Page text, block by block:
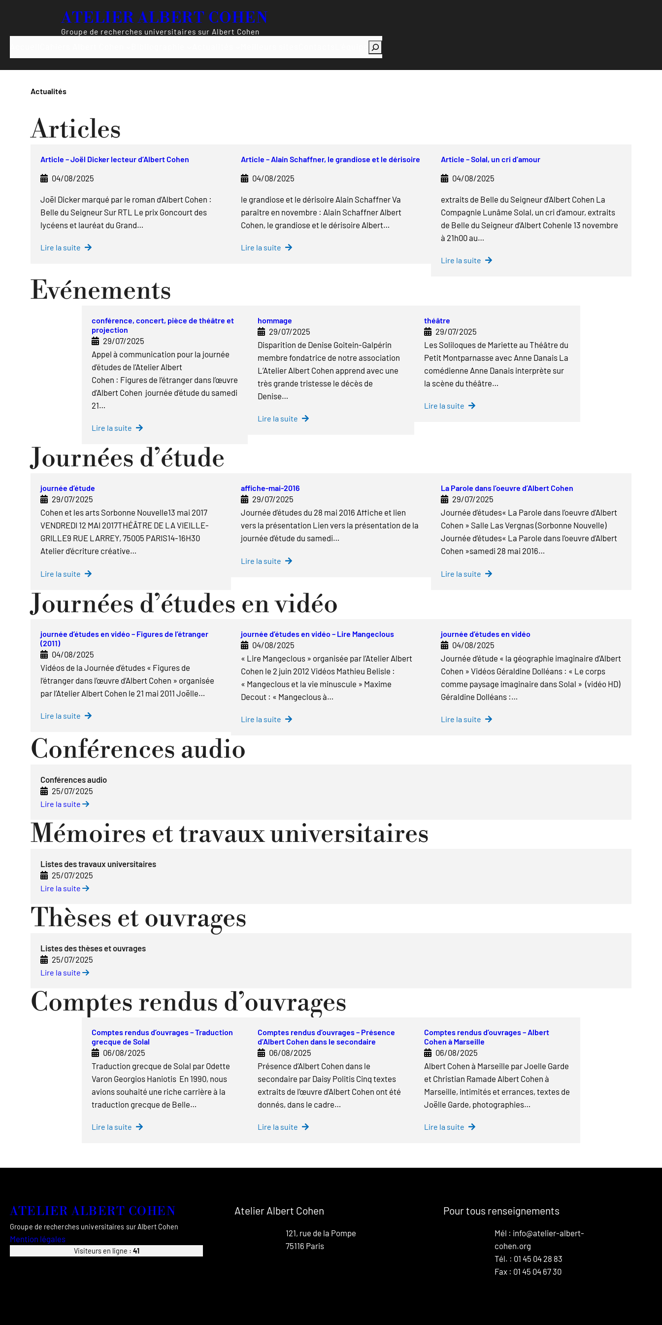
ATELIER ALBERT COHEN
Groupe de recherches universitaires sur Albert Cohen
R
e
c
r
Actualités
Articles
Article – Joël Dicker lecteur d’Albert Cohen
04/08/2025
Joël Dicker marqué par le roman d’Albert Cohen :
Belle du Seigneur Sur RTL Le prix Goncourt des
lycéens et lauréat du Grand…
Lire la suite
Article – Alain Schaffner, le grandiose et le dérisoire
04/08/2025
le grandiose et le dérisoire Alain Schaffner Va
paraître en novembre : Alain Schaffner Albert
Cohen, le grandiose et le dérisoire Albert…
Lire la suite
Article – Solal, un cri d’amour
04/08/2025
extraits de Belle du Seigneur d’Albert Cohen La
Compagnie Lunâme Solal, un cri d’amour, extraits
de Belle du Seigneur d’Albert Cohenle 13 novembre
à 21h00 au…
Lire la suite
Evénements
conférence, concert, pièce de théâtre et
projection
29/07/2025
Appel à communication pour la journée
d’études de l’Atelier Albert
Cohen : Figures de l’étranger dans l’œuvre
d’Albert Cohen journée d’étude du samedi
21…
Lire la suite
hommage
29/07/2025
Disparition de Denise Goitein-Galpérin
membre fondatrice de notre association
L’Atelier Albert Cohen apprend avec une
très grande tristesse le décès de
Denise…
Lire la suite
théâtre
29/07/2025
Les Soliloques de Mariette au Théâtre du
Petit Montparnasse avec Anne Danais La
comédienne Anne Danais interprète sur
la scène du théâtre…
Lire la suite
Journées d’étude
journée d’étude
29/07/2025
Cohen et les arts Sorbonne Nouvelle13 mai 2017
VENDREDI 12 MAI 2017THÉÂTRE DE LA VIEILLE-
GRILLE9 RUE LARREY, 75005 PARIS14-16H30
Atelier d’écriture créative…
Lire la suite
affiche-mai-2016
29/07/2025
Journée d’études du 28 mai 2016 Affiche et lien
vers la présentation Lien vers la présentation de la
journée d’étude du samedi…
Lire la suite
La Parole dans l’oeuvre d’Albert Cohen
29/07/2025
Journée d’études« La Parole dans l’oeuvre d’Albert
Cohen » Salle Las Vergnas (Sorbonne Nouvelle)
Journée d’études« La Parole dans l’oeuvre d’Albert
Cohen »samedi 28 mai 2016…
Lire la suite
Journées d’études en vidéo
journée d’études en vidéo – Figures de l’étranger
(2011)
04/08/2025
Vidéos de la Journée d’études « Figures de
l’étranger dans l’œuvre d’Albert Cohen » organisée
par l’Atelier Albert Cohen le 21 mai 2011 Joëlle…
Lire la suite
journée d’études en vidéo – Lire Mangeclous
04/08/2025
« Lire Mangeclous » organisée par l’Atelier Albert
Cohen le 2 juin 2012 Vidéos Mathieu Belisle :
« Mangeclous et la vie minuscule » Maxime
Decout : « Mangeclous à…
Lire la suite
journée d’études en vidéo
04/08/2025
Journée d’étude « la géographie imaginaire d’Albert
Cohen » Vidéos Géraldine Dolléans : « Le corps
comme paysage imaginaire dans Solal » (vidéo HD)
Géraldine Dolléans :…
Lire la suite
Conférences audio
Conférences audio
25/07/2025
Lire la suite
Mémoires et travaux universitaires
Listes des travaux universitaires
25/07/2025
Lire la suite
Thèses et ouvrages
Listes des thèses et ouvrages
25/07/2025
Lire la suite
Comptes rendus d’ouvrages
Comptes rendus d’ouvrages – Traduction
grecque de Solal
06/08/2025
Traduction grecque de Solal par Odette
Varon Georgios Haniotis En 1990, nous
avions souhaité une riche carrière à la
traduction grecque de Belle…
Lire la suite
Comptes rendus d’ouvrages – Présence
d’Albert Cohen dans le secondaire
06/08/2025
Présence d’Albert Cohen dans le
secondaire par Daisy Politis Cinq textes
extraits de l’œuvre d’Albert Cohen ont été
donnés, dans le cadre…
Lire la suite
Comptes rendus d’ouvrages – Albert
Cohen à Marseille
06/08/2025
Albert Cohen à Marseille par Joelle Garde
et Christian Ramade Albert Cohen à
Marseille, intimités et errances, textes de
Joëlle Garde, photographies…
Lire la suite
ATELIER ALBERT COHEN
Groupe de recherches universitaires sur Albert Cohen
Mention légales
Visiteurs en ligne : 41
Atelier Albert Cohen
121, rue de la Pompe
75116 Paris
Pour tous renseignements
Mél : info@atelier-albert-
cohen.org
Tél. : 01 45 04 28 83
Fax : 01 45 04 67 30